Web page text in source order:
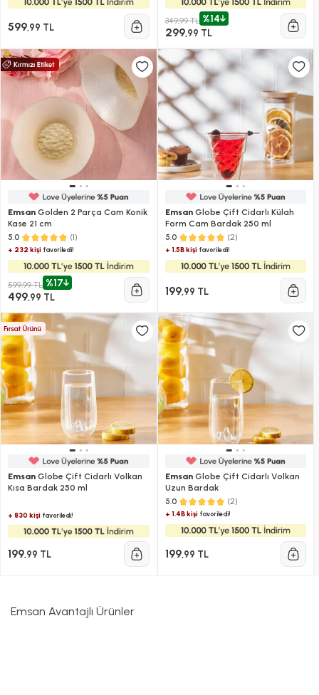
599,99 TL
349,99 TL %14
299,99 TL
Emsan Golden 2 Parça Cam Konik
Kase 21 cm
5.0 (1)
+ 232 kişi favoriledi!
599,99 TL %17
499,99 TL
EmsanGlobe Çift Cidarlı Külah
Form Cam Bardak 250 ml
5.0 (2)
+ 1.5B kişifavoriledi!
199,99 TL
Emsan Globe Çift Cidarlı Volkan
Kısa Bardak 250 ml
+ 830 kişi favoriledi!
199,99 TL
EmsanGlobe Çift Cidarlı Volkan
Uzun Bardak
5.0 (2)
+ 1.4B kişifavoriledi!
199,99 TL
Emsan Avantajlı Ürünler